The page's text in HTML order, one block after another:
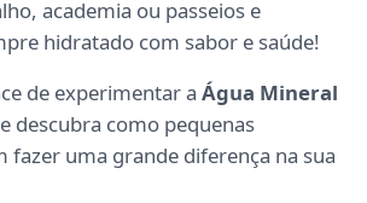
academia ou passeios e
hidratado com sabor e saúde!
de experimentar a Água Mineral
e descubra como pequenas
fazer uma grande diferença na sua